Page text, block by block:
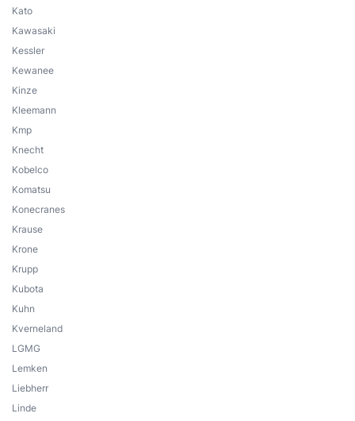
Kato
Kawasaki
Kessler
Kewanee
Kinze
Kleemann
Kmp
Knecht
Kobelco
Komatsu
Konecranes
Krause
Krone
Krupp
Kubota
Kuhn
Kverneland
LGMG
Lemken
Liebherr
Linde